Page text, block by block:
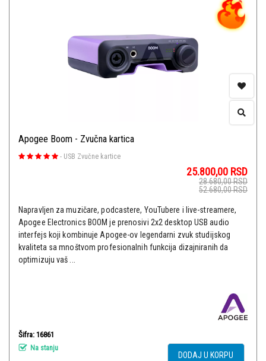
Apogee Boom - Zvučna kartica
- USB Zvučne kartice
25.800,00 RSD
28.680,00RSD
52.680,00RSD
Napravljen za muzičare, podcastere, YouTubere i live-streamere,
Apogee Electronics BOOM je prenosivi 2x2 desktop USB audio
interfejs koji kombinuje Apogee-ov legendarni zvuk studijskog
kvaliteta sa mnoštvom profesionalnih funkcija dizajniranih da
optimizuju vaš ...
Šifra: 16861
Na stanju
DODAJ U KORPU